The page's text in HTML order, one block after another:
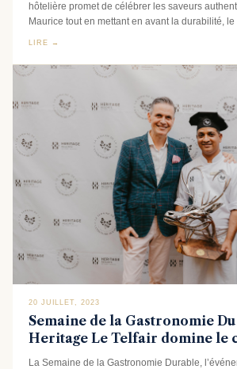
hôtelière promet de célébrer les saveurs
Maurice tout en mettant en avant la durabilité, le
LIRE →
20 JUILLET, 2023
Semaine de la Gastronomie
Heritage Le Telfair domine le
La Semaine de la Gastronomie Durable,